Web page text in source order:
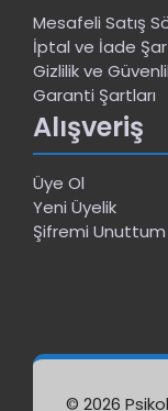
Mesafeli Satış
İptal ve İade
Gizlilik ve
Garanti Şartları
Alışveriş
Üye Ol
Yeni Üyelik
Şifremi Unuttum
© 2026